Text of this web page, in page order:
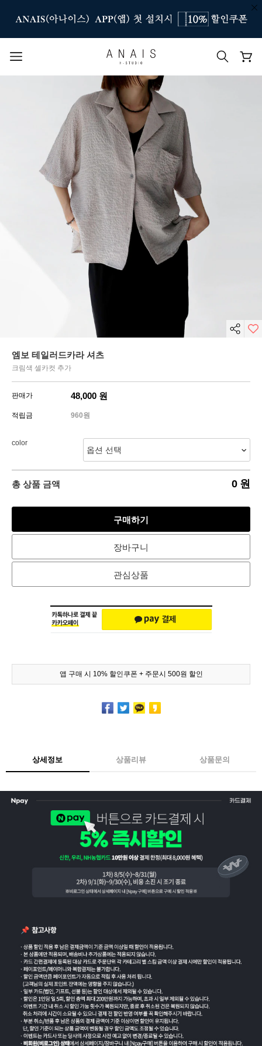
인기 검색어
#신상7%할인 #아나이스 제작
#MD추천 #당일발송 #BEST OF BEST
엠보 테일러드카라 셔츠
크림색 셀카컷 추가
판매가 48,000 원
적립금 960원
color
총 상품 금액 0 원
구매하기
장바구니
관심상품
앱 구매 시 10% 할인쿠폰 + 주문시 500원 할인
상세정보 상품리뷰 상품문의